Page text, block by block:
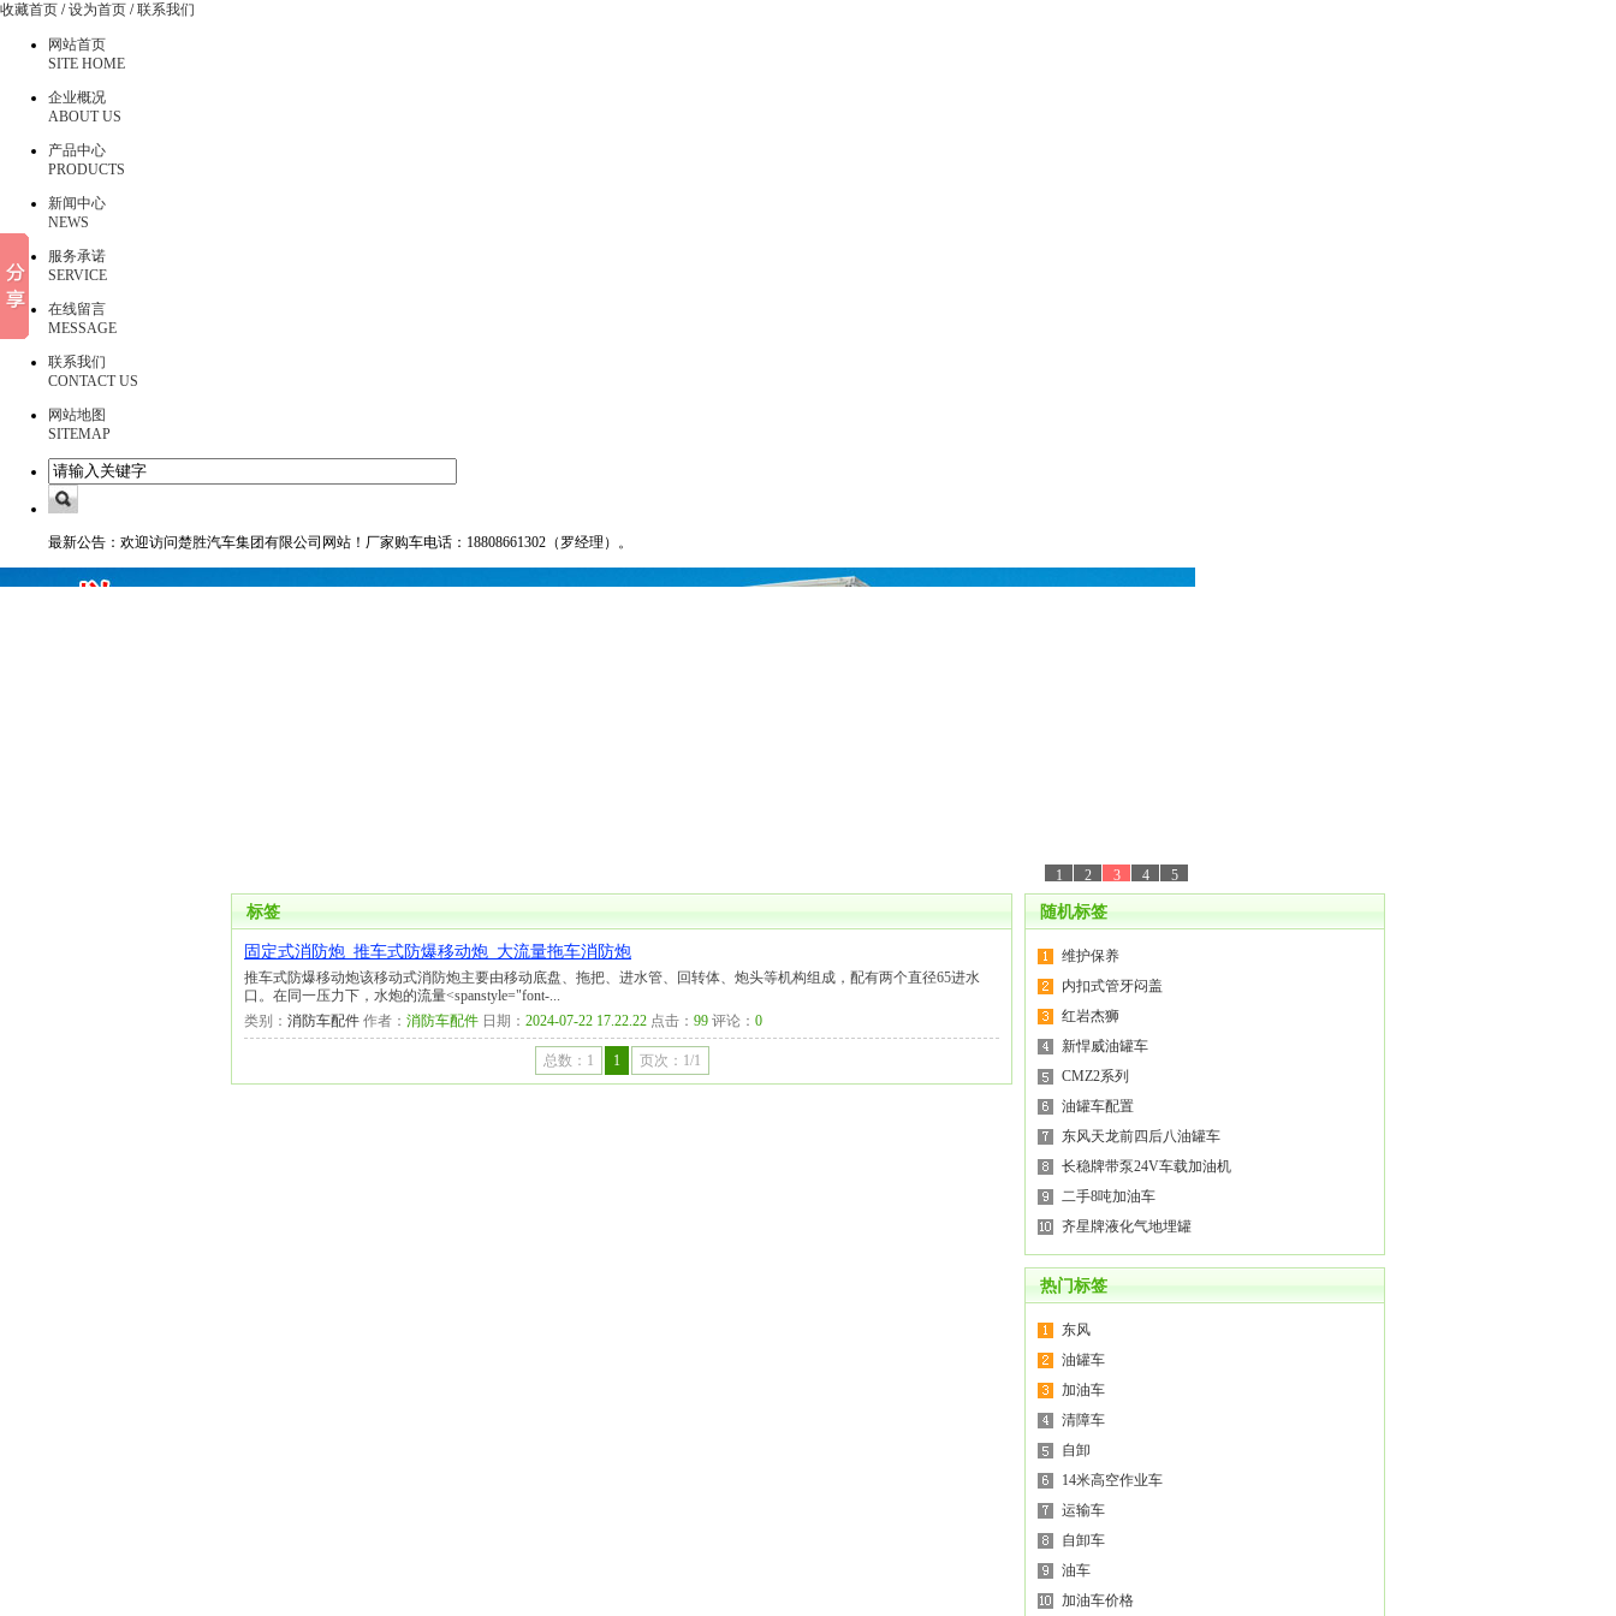
收藏首页 /设为首页 /联系我们
网站首页
SITE HOME
企业概况
ABOUT US
产品中心
PRODUCTS
新闻中心
NEWS
服务承诺
SERVICE
在线留言
MESSAGE
联系我们
CONTACT US
网站地图
SITEMAP
最新公告： 欢迎访问楚胜汽车集团有限公司网站！厂家购车电话：18808661302（罗经理）。
5
4
3
2
1
标签
固定式消防炮_推车式防爆移动炮_大流量拖车消防炮
推车式防爆移动炮该移动式消防炮主要由移动底盘、拖把、进水管、回转体、炮头等机构组成，配有两个直径65进水
口。在同一压力下，水炮的流量<spanstyle="font-...
类别： 消防车配件 作者： 消防车配件 日期： 2024-07-22 17.22.22 点击： 99 评论： 0
总数：1 1 页次：1/1
随机标签
维护保养
内扣式管牙闷盖
红岩杰狮
新悍威油罐车
CMZ2系列
油罐车配置
东风天龙前四后八油罐车
长稳牌带泵24V车载加油机
二手8吨加油车
齐星牌液化气地埋罐
热门标签
东风
油罐车
加油车
清障车
自卸
14米高空作业车
运输车
自卸车
油车
加油车价格